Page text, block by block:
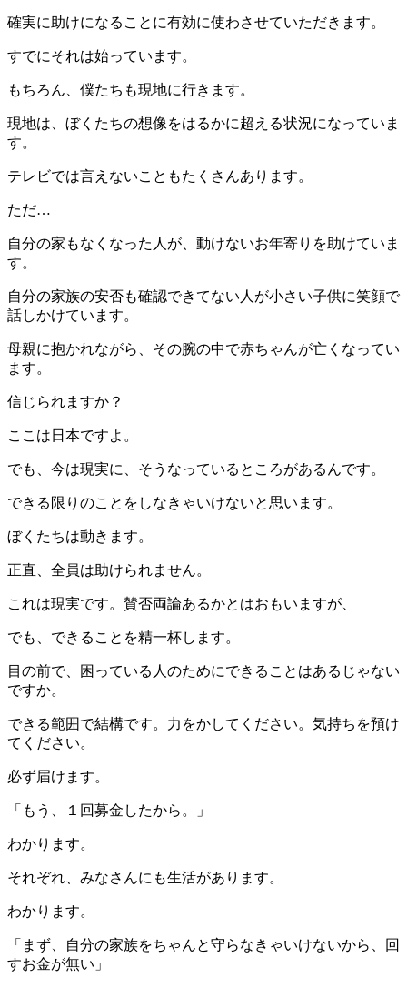
確実に助けになることに有効に使わさせていただきます。
すでにそれは始っています。
もちろん、僕たちも現地に行きます。
現地は、ぼくたちの想像をはるかに超える状況になっていま
す。
テレビでは言えないこともたくさんあります。
ただ…
自分の家もなくなった人が、動けないお年寄りを助けていま
す。
自分の家族の安否も確認できてない人が小さい子供に笑顔で
話しかけています。
母親に抱かれながら、その腕の中で赤ちゃんが亡くなってい
ます。
信じられますか？
ここは日本ですよ。
でも、今は現実に、そうなっているところがあるんです。
できる限りのことをしなきゃいけないと思います。
ぼくたちは動きます。
正直、全員は助けられません。
これは現実です。賛否両論あるかとはおもいますが、
でも、できることを精一杯します。
目の前で、困っている人のためにできることはあるじゃない
ですか。
できる範囲で結構です。力をかしてください。気持ちを預け
てください。
必ず届けます。
「もう、１回募金したから。」
わかります。
それぞれ、みなさんにも生活があります。
わかります。
「まず、自分の家族をちゃんと守らなきゃいけないから、回
すお金が無い」